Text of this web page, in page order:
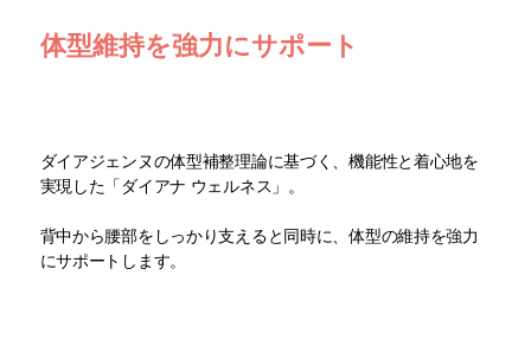
体型維持を強力にサポート
ダイアジェンヌの体型補整理論に基づく、機能性と着心地を
実現した「ダイアナ ウェルネス」。
背中から腰部をしっかり支えると同時に、体型の維持を強力
にサポートします。